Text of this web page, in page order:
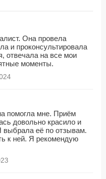
Она провела
и проконсультировала
отвечала на все мои
моменты.
помогла мне. Приём
довольно красило и
её по отзывам.
к ней. Я рекомендую